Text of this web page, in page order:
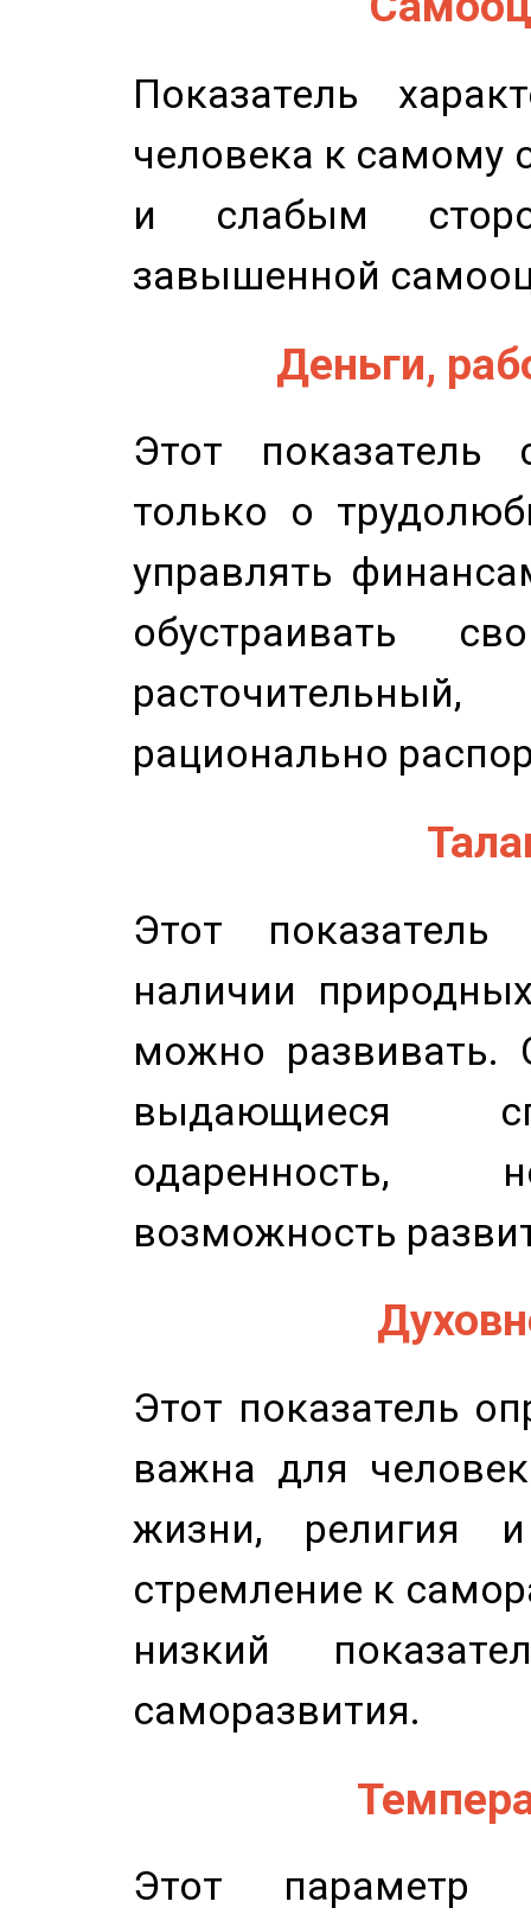
Показатель
человека к самому
и слабым
завышенной
Деньги,
Этот показатель
только о
управлять
обустраивать
рационально
Этот показатель
наличии
можно развивать.
выдающиеся
одаренность,
возможность
Этот показатель
важна для
жизни, религия
стремление к
низкий
саморазвития.
Этот параметр